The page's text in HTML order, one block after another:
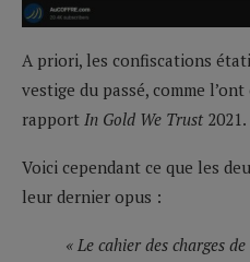
A priori, les confiscations
vestige du passé, comme
rapport In Gold We Trust 2021.
Voici cependant ce que les
leur dernier opus :
« Le cahier des charges